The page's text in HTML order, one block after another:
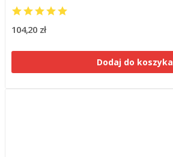
104,20 zł
Dodaj do koszyka